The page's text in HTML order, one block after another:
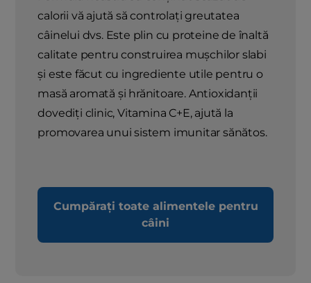
calorii vă ajută să controlați greutatea
câinelui dvs. Este plin cu proteine ​​de înaltă
calitate pentru construirea mușchilor slabi
și este făcut cu ingrediente utile pentru o
masă aromată și hrănitoare. Antioxidanții
dovediți clinic, Vitamina C+E, ajută la
promovarea unui sistem imunitar sănătos.
Cumpărați toate alimentele pentru
câini